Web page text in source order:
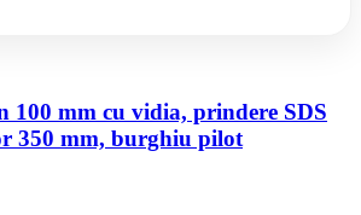
100 mm cu vidia, prindere SDS
350 mm, burghiu pilot